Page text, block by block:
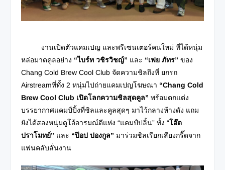
งานเปิดตัวแคมเปญ และพรีเซนเตอร์คนใหม่ ที่ได้หนุ่ม
หล่อมาดคูลอย่าง “ไบร์ท วชิรวิชญ์” และ “เฟย ภัทร” ของ
Chang Cold Brew Cool Club จัดความชิลถึงที่ ยกรถ
Airstreamที่ทั้ง 2 หนุ่มไปถ่ายแคมเปญโฆษณา “Chang Cold
Brew Cool Club เปิดโลกความชิลสุดคูล” พร้อมตกแต่ง
บรรยากาศแคมป์ปิ้งที่ชิลและคูลสุดๆ มาไว้กลางห้างดัง แถม
ยังได้สองหนุ่มดูโอ้อารมณ์ดีแห่ง “แคมป์ปลิ้น”ทั้ง “โอ๊ต
ปราโมทย์” และ “ป๊อป ปองกูล” มาร่วมชิลเรียกเสียงกรี๊ดจาก
แฟนคลับลั่นงาน